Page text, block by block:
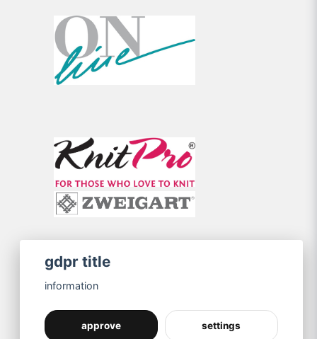
gdpr title
information
approve settings